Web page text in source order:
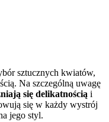
sztucznych kwiatów,
Na szczególną uwagę
się delikatnością i
się w każdy wystrój
jego styl.